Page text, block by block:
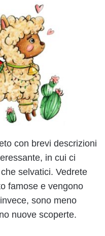
con brevi descrizioni
in cui ci
che selvatici. Vedrete
famose e vengono
sono meno
nuove scoperte.